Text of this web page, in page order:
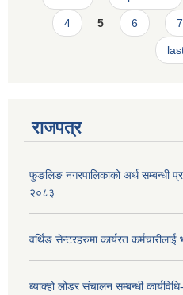
4 5 6 7
राजपत्र
फुङलिङ नगरपालिकाको अर्थ सम्बन्धी
२०८३
वर्थिङ सेन्टरहरुमा कार्यरत कर्मचारीलाई
ब्याक्हो लोडर संचालन सम्बन्धी